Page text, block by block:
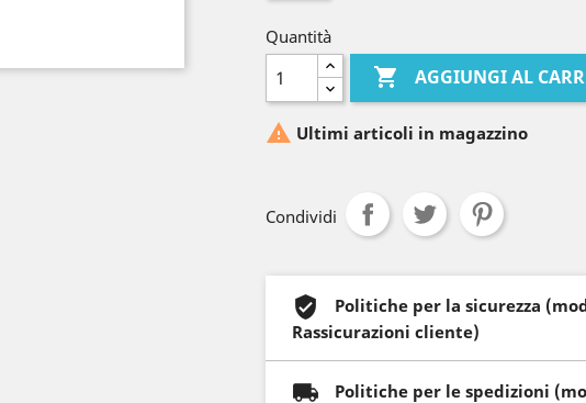
Quantità
 AGGIUNGI AL
 Ultimi articoli in magazzino
Condividi
Politiche per la sicurezza
Rassicurazioni cliente)
Politiche per le spedizioni